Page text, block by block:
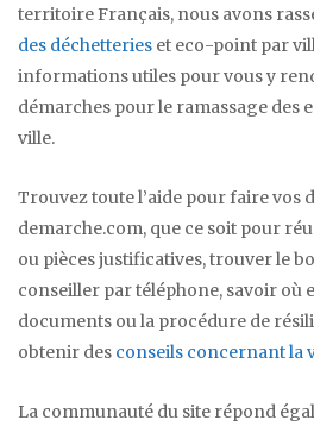
territoire Français, nous avons
des déchetteries et eco-point par
informations utiles pour vous y
démarches pour le ramassage des
ville.
Trouvez toute l’aide pour faire vos
demarche.com, que ce soit pour
ou pièces justificatives, trouver le
conseiller par téléphone, savoir où
documents ou la procédure de
obtenir des conseils concernant la
La communauté du site répond